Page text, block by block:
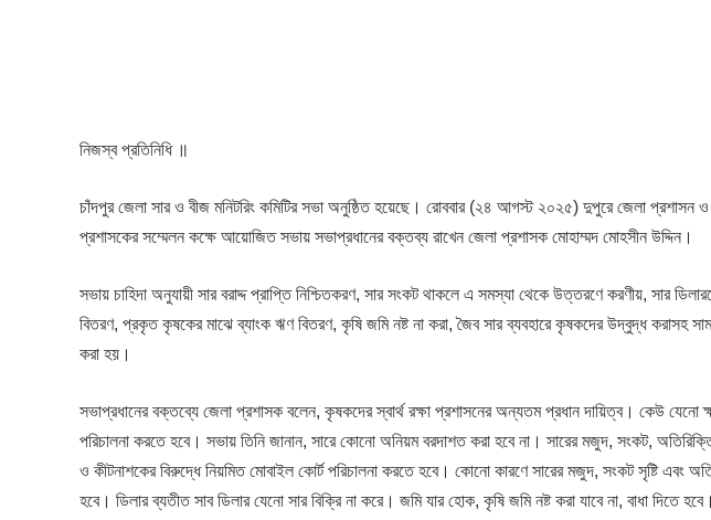
নিজস্ব প্রতিনিধি ॥
চাঁদপুর জেলা সার ও বীজ মনিটরিং কমিটির সভা অনুষ্ঠিত হয়েছে। রোববার (২৪ আগস্ট ২০২৫) দুপুরে জেলা
প্রশাসকের সম্মেলন কক্ষে আয়োজিত সভায় সভাপ্রধানের বক্তব্য রাখেন জেলা প্রশাসক মোহাম্মদ মোহসীন উদ্দিন।
সভায় চাহিদা অনুযায়ী সার বরাদ্দ প্রাপ্তি নিশ্চিতকরণ, সার সংকট থাকলে এ সমস্যা থেকে উত্তরণে করণীয়, সার
বিতরণ, প্রকৃত কৃষকের মাঝে ব্যাংক ঋণ বিতরণ, কৃষি জমি নষ্ট না করা, জৈব সার ব্যবহারে কৃষকদের উদ্বুদ্ধ করাসহ
করা হয়।
সভাপ্রধানের বক্তব্যে জেলা প্রশাসক বলেন, কৃষকদের স্বার্থ রক্ষা প্রশাসনের অন্যতম প্রধান দায়িত্ব। কেউ যেনো
পরিচালনা করতে হবে। সভায় তিনি জানান, সারে কোনো অনিয়ম বরদাশত করা হবে না। সারের মজুদ, সংকট,
ও কীটনাশকের বিরুদ্ধে নিয়মিত মোবাইল কোর্ট পরিচালনা করতে হবে। কোনো কারণে সারের মজুদ, সংকট সৃষ্টি এবং
হবে। ডিলার ব্যতীত সাব ডিলার যেনো সার বিক্রি না করে। জমি যার হোক, কৃষি জমি নষ্ট করা যাবে না, বাধা দিতে